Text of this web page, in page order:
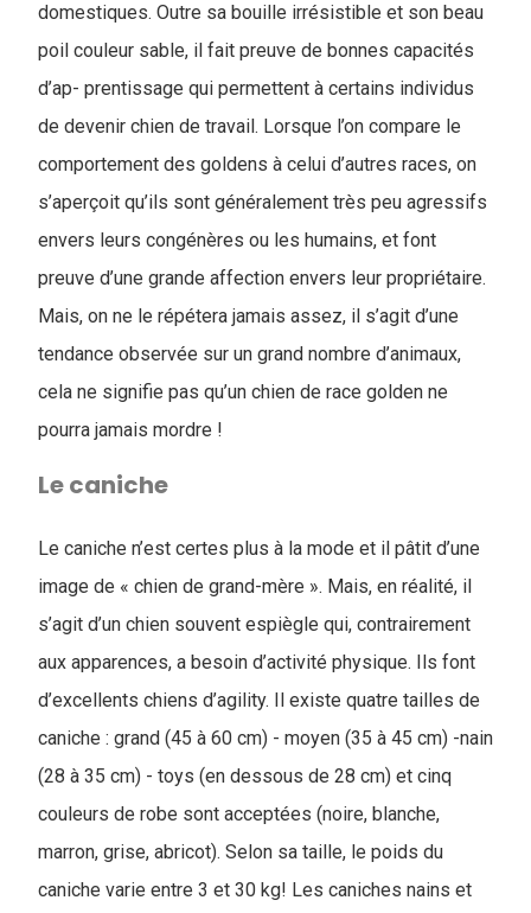
domestiques. Outre sa bouille irrésistible et son beau
poil couleur sable, il fait preuve de bonnes capacités
d’ap- prentissage qui permettent à certains individus
de devenir chien de travail. Lorsque l’on compare le
comportement des goldens à celui d’autres races, on
s’aperçoit qu’ils sont généralement très peu agressifs
envers leurs congénères ou les humains, et font
preuve d’une grande affection envers leur propriétaire.
Mais, on ne le répétera jamais assez, il s’agit d’une
tendance observée sur un grand nombre d’animaux,
cela ne signifie pas qu’un chien de race golden ne
pourra jamais mordre !
Le caniche
Le caniche n’est certes plus à la mode et il pâtit d’une
image de « chien de grand-mère ». Mais, en réalité, il
s’agit d’un chien souvent espiègle qui, contrairement
aux apparences, a besoin d’activité physique. Ils font
d’excellents chiens d’agility. Il existe quatre tailles de
caniche : grand (45 à 60 cm) - moyen (35 à 45 cm) -nain
(28 à 35 cm) - toys (en dessous de 28 cm) et cinq
couleurs de robe sont acceptées (noire, blanche,
marron, grise, abricot). Selon sa taille, le poids du
caniche varie entre 3 et 30 kg! Les caniches nains et